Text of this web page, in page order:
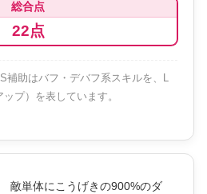
総合点
22点
補助はバフ・デバフ系スキルを、L
プ）を表しています。
敵単体にこうげきの900%のダ